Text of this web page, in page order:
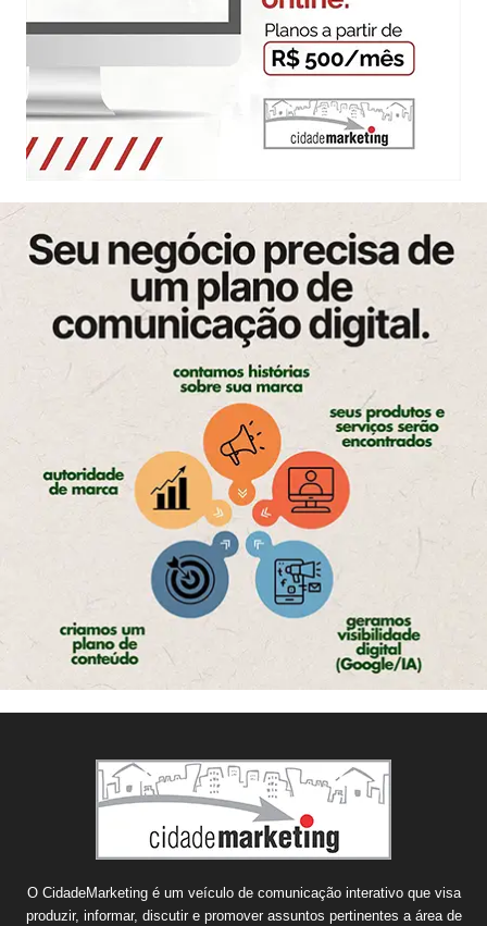
O CidadeMarketing é um veículo de comunicação interativo que visa
produzir, informar, discutir e promover assuntos pertinentes a área de